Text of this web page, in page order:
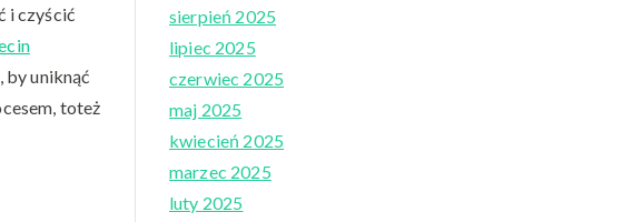
i czyścić
by uniknąć
toteż
sierpień 2025
lipiec 2025
czerwiec 2025
maj 2025
kwiecień 2025
marzec 2025
luty 2025